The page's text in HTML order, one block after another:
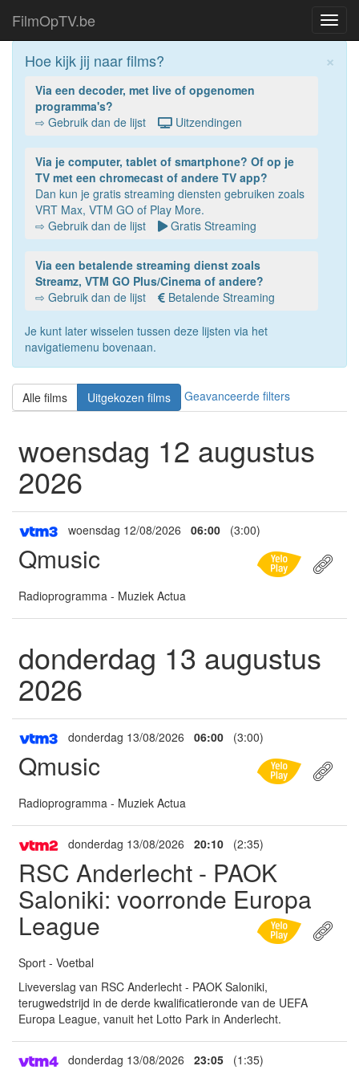
FilmOpTV.be
×
Hoe kijk jij naar films?
Via een decoder, met live of opgenomen
programma's?
⇨ Gebruik dan de lijst
Uitzendingen
Via je computer, tablet of smartphone? Of op je
TV met een chromecast of andere TV app?
Dan kun je gratis streaming diensten gebruiken zoals
VRT Max, VTM GO of Play More.
⇨ Gebruik dan de lijst
Gratis Streaming
Via een betalende streaming dienst zoals
Streamz, VTM GO Plus/Cinema of andere?
⇨ Gebruik dan de lijst
Betalende Streaming
Je kunt later wisselen tussen deze lijsten via het
navigatiemenu bovenaan.
Alle films Uitgekozen films Geavanceerde filters
woensdag 12 augustus
2026
woensdag 12/08/2026 06:00 (3:00)
Qmusic
Radioprogramma - Muziek Actua
donderdag 13 augustus
2026
donderdag 13/08/2026 06:00 (3:00)
Qmusic
Radioprogramma - Muziek Actua
donderdag 13/08/2026 20:10 (2:35)
RSC Anderlecht - PAOK
Saloniki: voorronde Europa
League
Sport - Voetbal
Liveverslag van RSC Anderlecht - PAOK Saloniki,
terugwedstrijd in de derde kwalificatieronde van de UEFA
Europa League, vanuit het Lotto Park in Anderlecht.
donderdag 13/08/2026 23:05 (1:35)